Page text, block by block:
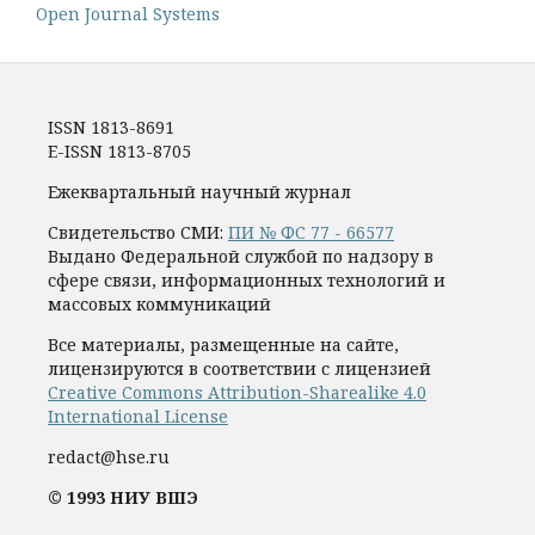
Open Journal Systems
ISSN 1813-8691
E-ISSN 1813-8705
Ежеквартальный научный журнал
Свидетельство СМИ: ПИ № ФС 77 - 66577
Выдано Федеральной службой по надзору в
сфере связи, информационных технологий и
массовых коммуникаций
Все материалы, размещенные на сайте,
лицензируются в соответствии с лицензией
Creative Commons Attribution-Sharealike 4.0
International License
redact@hse.ru
© 1993 НИУ ВШЭ